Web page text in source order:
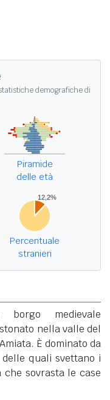
demografiche di
Piramide
delle età
Percentuale
stranieri
medievale
nella valle del
È dominato da
quali svettano i
sovrasta le case